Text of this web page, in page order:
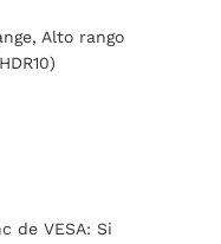
Alto rango
de VESA: Si